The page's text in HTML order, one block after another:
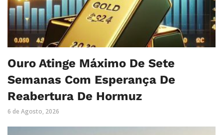
Ouro Atinge Máximo De Sete
Semanas Com Esperança De
Reabertura De Hormuz
6 de Agosto, 2026